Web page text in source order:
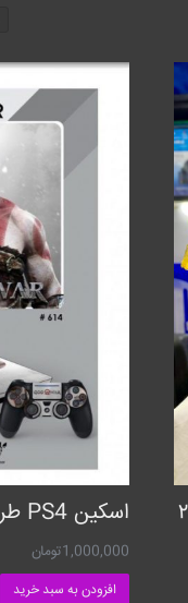
اسکین PS4 طرح آی گیمر
1,000,000تومان
افزودن به سبد خرید